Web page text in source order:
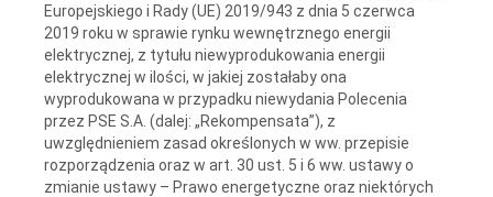
Europejskiego i Rady (UE) 2019/943 z dnia 5 czerwca
2019 roku w sprawie rynku wewnętrznego energii
elektrycznej, z tytułu niewyprodukowania energii
elektrycznej w ilości, w jakiej zostałaby ona
wyprodukowana w przypadku niewydania Polecenia
przez PSE S.A. (dalej: „Rekompensata”), z
uwzględnieniem zasad określonych w ww. przepisie
rozporządzenia oraz w art. 30 ust. 5 i 6 ww. ustawy o
zmianie ustawy – Prawo energetyczne oraz niektórych